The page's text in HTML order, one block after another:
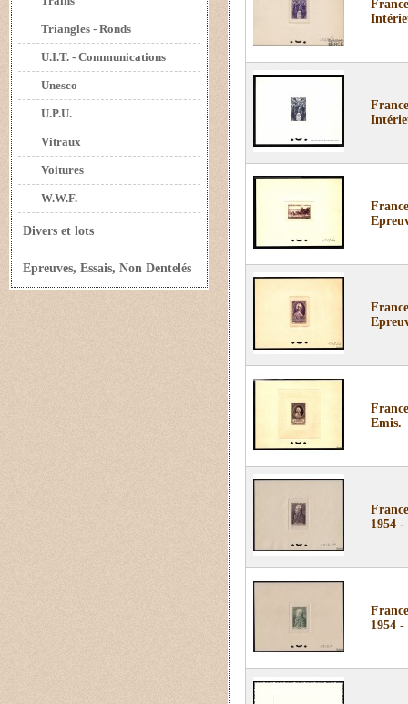
Triangles - Ronds
U.I.T. - Communications
Unesco
U.P.U.
Vitraux
Voitures
W.W.F.
Divers et lots
Epreuves, Essais, Non Dentelés
Emis.
1954
1954